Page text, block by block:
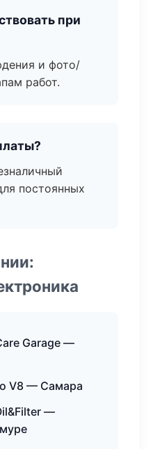
при
и фото/
работ.
постоянных
Garage —
V8 — Самара
—